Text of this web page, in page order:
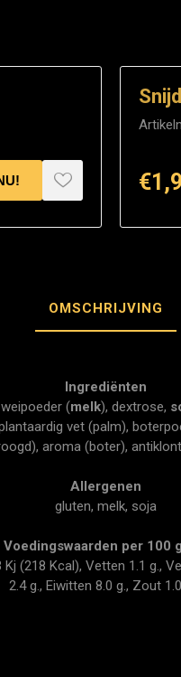
OMSCHRIJVING
Ingrediënten
(melk), dextrose,
vet (palm),
aroma (boter),
Allergenen
gluten, melk, soja
Voedingswaarden per 100
(218 Kcal), Vetten 1.1 g.,
2.4 g., Eiwitten 8.0 g., Zout